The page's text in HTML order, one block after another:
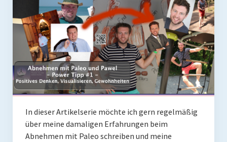
Innereien
Kosmetik
Mit Ei
Salate
Suppen
In dieser Artikelserie möchte ich gern regelmäßig
über meine damaligen Erfahrungen beim
Abnehmen mit Paleo schreiben und meine